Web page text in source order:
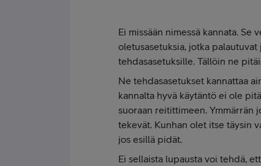
Ei missään nimessä kannata. Se
oletusasetuksia, jotka
tehdasasetuksille. Tällöin ne
Ne tehdasasetukset kannattaa
kannalta hyvä käytäntö ei ole
suoraan reitittimeen. Ymmärrän
tekevät. Kunhan olet itse täysin
jos esillä pidät.
Ei sellaista lupausta voi tehdä,